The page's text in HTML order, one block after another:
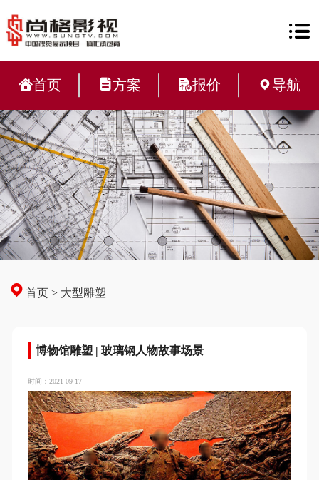
首页 方案 报价 导航
首页 > 大型雕塑
博物馆雕塑 | 玻璃钢人物故事场景
时间：2021-09-17